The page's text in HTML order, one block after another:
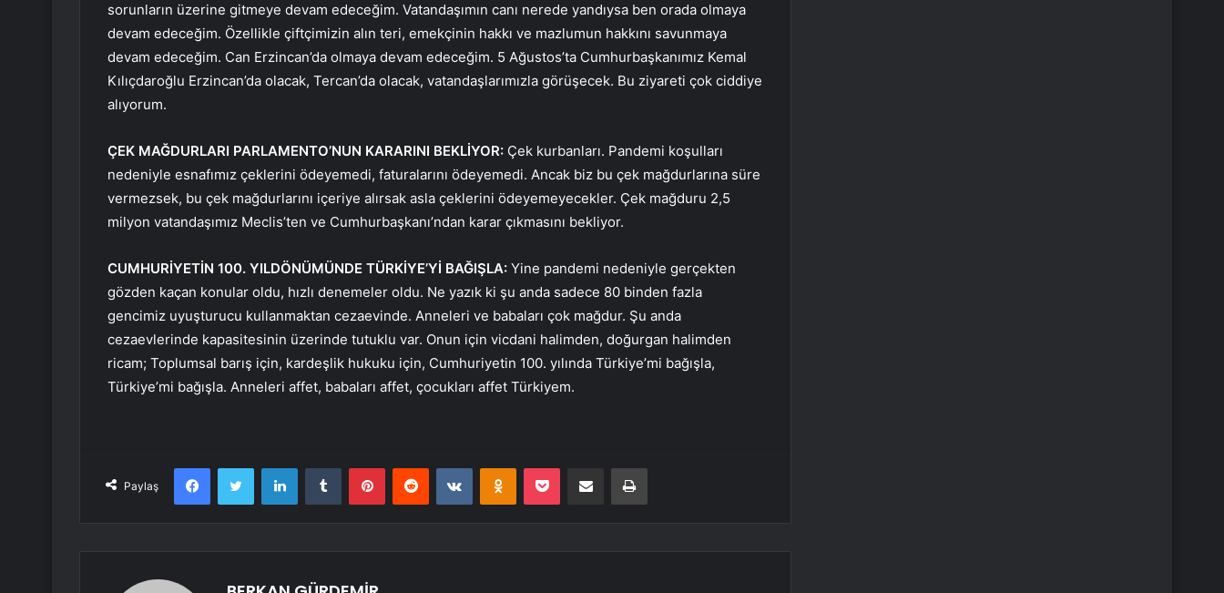
sorunların üzerine gitmeye devam edeceğim. Vatandaşımın canı nerede yandıysa ben orada olmaya
devam edeceğim. Özellikle çiftçimizin alın teri, emekçinin hakkı ve mazlumun hakkını savunmaya
devam edeceğim. Can Erzincan’da olmaya devam edeceğim. 5 Ağustos’ta Cumhurbaşkanımız Kemal
Kılıçdaroğlu Erzincan’da olacak, Tercan’da olacak, vatandaşlarımızla görüşecek. Bu ziyareti çok ciddiye
alıyorum.
ÇEK MAĞDURLARI PARLAMENTO’NUN KARARINI BEKLİYOR: Çek kurbanları. Pandemi koşulları
nedeniyle esnafımız çeklerini ödeyemedi, faturalarını ödeyemedi. Ancak biz bu çek mağdurlarına süre
vermezsek, bu çek mağdurlarını içeriye alırsak asla çeklerini ödeyemeyecekler. Çek mağduru 2,5
milyon vatandaşımız Meclis’ten ve Cumhurbaşkanı’ndan karar çıkmasını bekliyor.
CUMHURİYETİN 100. YILDÖNÜMÜNDE TÜRKİYE’Yİ BAĞIŞLA: Yine pandemi nedeniyle gerçekten
gözden kaçan konular oldu, hızlı denemeler oldu. Ne yazık ki şu anda sadece 80 binden fazla
gencimiz uyuşturucu kullanmaktan cezaevinde. Anneleri ve babaları çok mağdur. Şu anda
cezaevlerinde kapasitesinin üzerinde tutuklu var. Onun için vicdani halimden, doğurgan halimden
ricam; Toplumsal barış için, kardeşlik hukuku için, Cumhuriyetin 100. yılında Türkiye’mi bağışla,
Türkiye’mi bağışla. Anneleri affet, babaları affet, çocukları affet Türkiyem.
Paylaş
FacebookTwitter LinkedInTumblr PinterestReddit VKontakteOdnoklassniki
Pocket E-Posta ile paylaş Yazdır